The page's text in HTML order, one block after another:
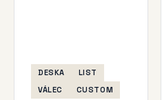
DESKA
LIST
VÁLEC
CUSTOM